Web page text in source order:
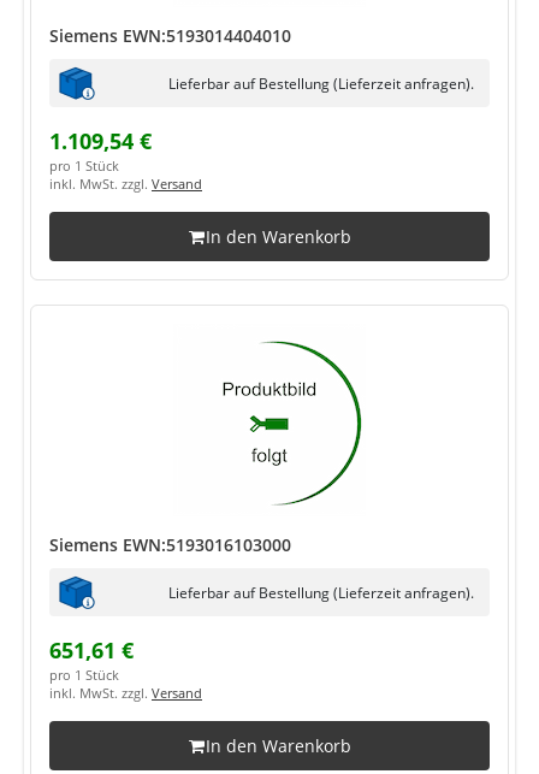
Siemens EWN:5193014404010
Lieferbar auf Bestellung (Lieferzeit anfragen).
1.109,54 €
pro 1 Stück
inkl. MwSt. zzgl. Versand
In den Warenkorb
Siemens EWN:5193016103000
Lieferbar auf Bestellung (Lieferzeit anfragen).
651,61 €
pro 1 Stück
inkl. MwSt. zzgl. Versand
In den Warenkorb